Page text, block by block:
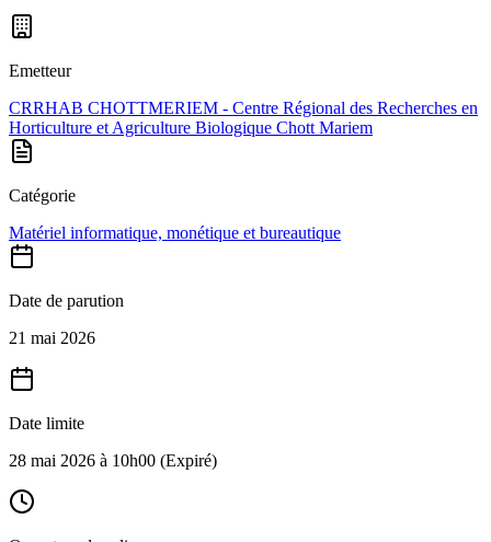
Emetteur
CRRHAB CHOTTMERIEM - Centre Régional des Recherches en
Horticulture et Agriculture Biologique Chott Mariem
Catégorie
Matériel informatique, monétique et bureautique
Date de parution
21 mai 2026
Date limite
28 mai 2026 à 10h00 (Expiré)